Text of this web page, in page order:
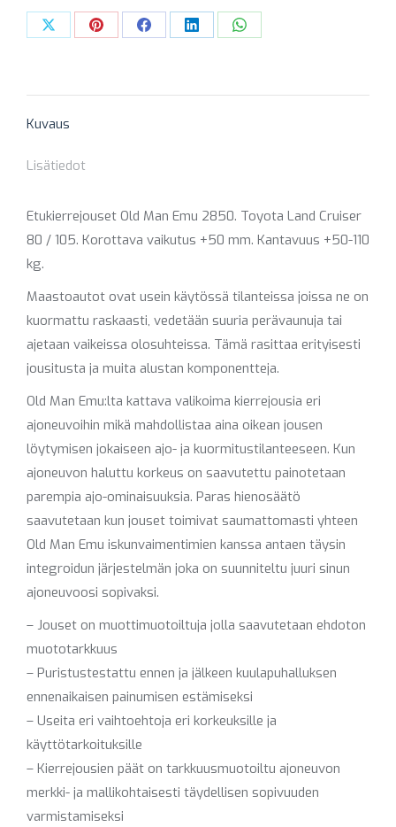
(KANTAVAMPI)
määräShare Share Share Share Share
Kuvaus
Lisätiedot
Etukierrejouset Old Man Emu 2850. Toyota Land Cruiser
80 / 105. Korottava vaikutus +50 mm. Kantavuus +50-110
kg.
Maastoautot ovat usein käytössä tilanteissa joissa ne on
kuormattu raskaasti, vedetään suuria perävaunuja tai
ajetaan vaikeissa olosuhteissa. Tämä rasittaa erityisesti
jousitusta ja muita alustan komponentteja.
Old Man Emu:lta kattava valikoima kierrejousia eri
ajoneuvoihin mikä mahdollistaa aina oikean jousen
löytymisen jokaiseen ajo- ja kuormitustilanteeseen. Kun
ajoneuvon haluttu korkeus on saavutettu painotetaan
parempia ajo-ominaisuuksia. Paras hienosäätö
saavutetaan kun jouset toimivat saumattomasti yhteen
Old Man Emu iskunvaimentimien kanssa antaen täysin
integroidun järjestelmän joka on suunniteltu juuri sinun
ajoneuvoosi sopivaksi.
– Jouset on muottimuotoiltuja jolla saavutetaan ehdoton
muototarkkuus
– Puristustestattu ennen ja jälkeen kuulapuhalluksen
ennenaikaisen painumisen estämiseksi
– Useita eri vaihtoehtoja eri korkeuksille ja
käyttötarkoituksille
– Kierrejousien päät on tarkkuusmuotoiltu ajoneuvon
merkki- ja mallikohtaisesti täydellisen sopivuuden
varmistamiseksi